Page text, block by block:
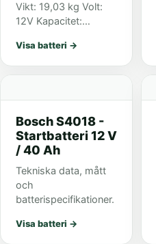
Vikt: 19,03 kg Volt:
12V Kapacitet:
Startkapacitet: 740
CCA
Visa batteri →
Bosch S4018 -
Startbatteri 12 V
/ 40 Ah
Tekniska data, mått
och
batterispecifikationer.
Visa batteri →